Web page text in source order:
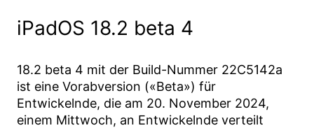
iPadOS 18.2 beta 4
18.2 beta 4 mit der Build-Nummer 22C5142a
ist eine Vorabversion («Beta») für
Entwickelnde, die am 20. November 2024,
einem Mittwoch, an Entwickelnde verteilt